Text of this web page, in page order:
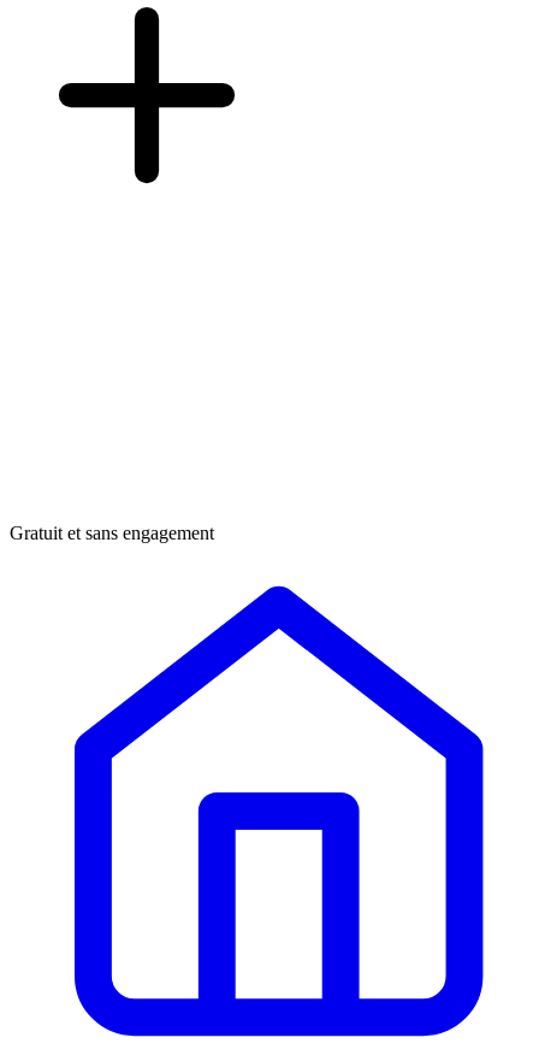
Gratuit et sans engagement